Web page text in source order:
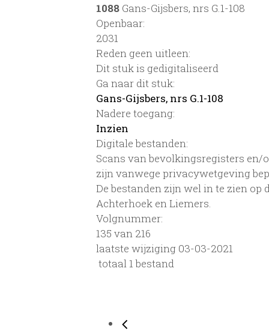
1088 Gans-Gijsbers, nrs G.1-108
Openbaar:
2031
Reden geen uitleen:
Dit stuk is gedigitaliseerd
Ga naar dit stuk:
Gans-Gijsbers, nrs G.1-108
Nadere toegang:
Inzien
Digitale bestanden:
Scans van bevolkingsregisters en/
zijn vanwege privacywetgeving
De bestanden zijn wel in te zien
Achterhoek en Liemers.
Volgnummer:
135 van 216
laatste wijziging 03-03-2021
totaal 1 bestand